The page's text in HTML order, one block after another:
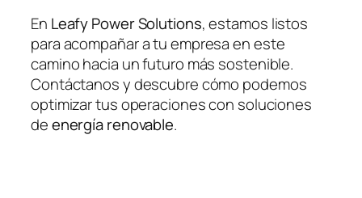
En Leafy Power Solutions, estamos listos
para acompañar a tu empresa en este
camino hacia un futuro más sostenible.
Contáctanos y descubre cómo podemos
optimizar tus operaciones con soluciones
deenergía renovable.